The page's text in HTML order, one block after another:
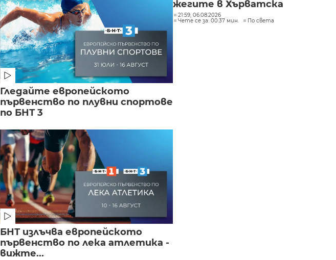
Гледайте европейското
първенство по плувни спортове
по БНТ 3
БНТ излъчва европейското
първенство по лека атлетика -
вижте...
жегите в Хърватска
21:59, 06.08.2026
Чете се за: 00:37 мин.
По света